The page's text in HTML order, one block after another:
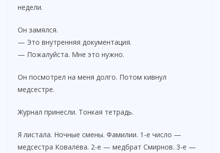
недели.
Он замялся.
— Это внутренняя документация.
— Пожалуйста. Мне это нужно.
Он посмотрел на меня долго. Потом кивнул
медсестре.
Журнал принесли. Тонкая тетрадь.
Я листала. Ночные смены. Фамилии. 1-е число —
медсестра Ковалёва. 2-е — медбрат Смирнов. 3-е —